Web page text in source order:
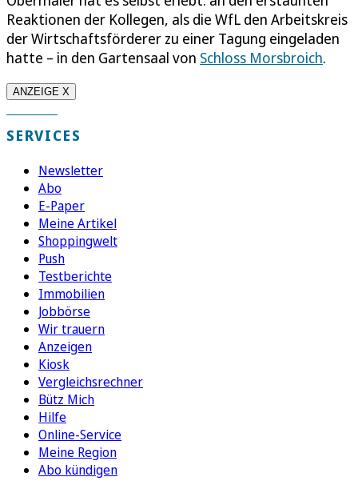
Reaktionen der Kollegen, als die WfL den Arbeitskreis
der Wirtschaftsförderer zu einer Tagung eingeladen
hatte – in den Gartensaal von Schloss Morsbroich.
ANZEIGE X
SERVICES
Newsletter
Abo
E-Paper
Meine Artikel
Shoppingwelt
Push
Testberichte
Immobilien
Jobbörse
Wir trauern
Anzeigen
Kiosk
Vergleichsrechner
Bütz Mich
Hilfe
Online-Service
Meine Region
Abo kündigen